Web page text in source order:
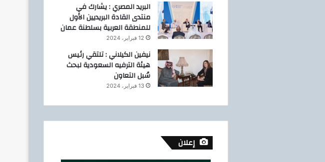
البريد المصري : يشارك في
منتدى القادة البريديين الأول
للمنطقة العربية بسلطنة عمان
12 فبراير، 2024
نيفين الكيلاني : تلتقي رئيس
هيئة الترفيه السعودية لبحث
سُبل التعاون
13 فبراير، 2024
إعلان